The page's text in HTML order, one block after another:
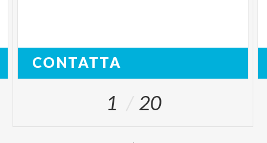
CONTATTA
1 20